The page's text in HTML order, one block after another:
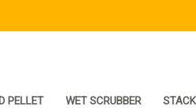
PELLET WET SCRUBBER STACK